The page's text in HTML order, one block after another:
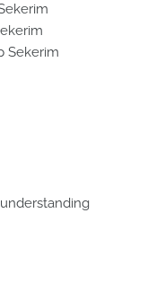
Sekerim